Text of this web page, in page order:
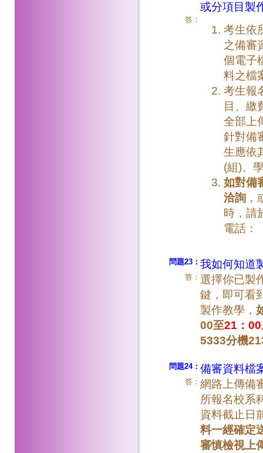
或分項目製
答：
考生依
之備審
個電子
料之檔
考生報
目、繳
全部上
針對備
生應依
(組)、
如對備
洽詢，
時，請
電話：
問題23： 我如何知道
答： 選擇你已製
鍵，即可看
製作教學，
00至21：00
5333分機
問題24： 備審資料檔
答： 網路上傳備
所報名校系
資料截止日
料一經確定
審慎檢視上